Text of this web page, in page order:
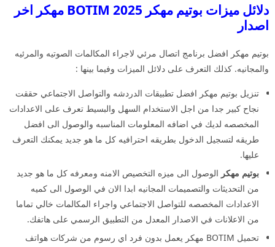
دلائل ميزات بوتيم مهكر 2025 BOTIM مهكر اخر
اصدار
بوتيم مهكر افضل برنامج اتصال مرئي لاجراء المكالمات الصوتيه والمرئيه
والمجانيه. كذلك التعرف على دلائل الميزات وفيما بينها :
تنزيل بوتيم مهكر افضل تطبيقات الدردشه والتواصل الاجتماعي حققت
نجاح كبير جدا من اجل الاستخدام السهل والبسيط تعرف على الاعدادات
المخصصه لديك في اضافه المعلومات المناسبه والوصول الى افضل
طريقه لتسجيل الدخول بطريقه احترافيه كل ما هو جديد يمكنك التعرف
عليها.
بوتيم مهكر الوصول الى ميزه التخصيص الامنه ومعرفه كل ما هو جديد
من التحديثات والتصميمات المجانيه ابدا الان في الوصول الى كميه
الاعدادات المخصصه للتواصل الاجتماعي واجراء المكالمات خالي تماما
من الاعلانات في الاصدار المعدل من التطبيق الرسمي على هاتفك.
تحميل BOTIM مهكر يعمل بدون فرد اي رسوم من شركات هواتف